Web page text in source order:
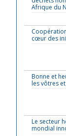
Afrique du
cœur des
Bonne et
les vôtres
Le secteur
mondial